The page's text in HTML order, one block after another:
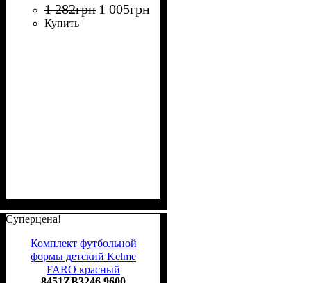
1 282грн 1 005грн
Купить
Суперцена!
Комплект футбольной
формы детский Kelme
FARO красный